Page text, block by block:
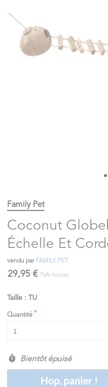
Family Pet
Coconut
Échelle Et
vendu par FAMILY PET
29,95 € TVA incluse
Taille : TU
Quantité
Bientôt épuisé
Hop, panier !